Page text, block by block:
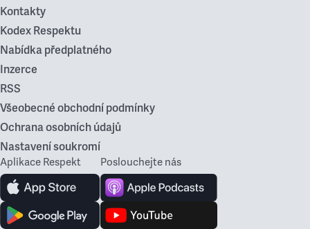
Kontakty
Kodex Respektu
Nabídka předplatného
Inzerce
RSS
Všeobecné obchodní podmínky
Ochrana osobních údajů
Nastavení soukromí
Aplikace Respekt Poslouchejte nás